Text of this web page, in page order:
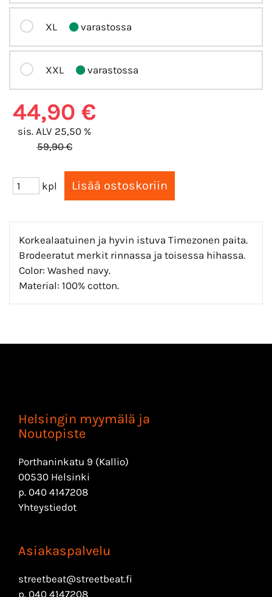
XL varastossa
XXL varastossa
44,90 €
sis. ALV 25,50 %
59,90 €
kpl
Korkealaatuinen ja hyvin istuva Timezonen paita.
Brodeeratut merkit rinnassa ja toisessa hihassa.
Color: Washed navy.
Material: 100% cotton.
Helsingin myymälä ja
Noutopiste
Porthaninkatu 9 (Kallio)
00530 Helsinki
p. 040 4147208
Yhteystiedot
Asiakaspalvelu
streetbeat@streetbeat.fi
p. 040 4147208